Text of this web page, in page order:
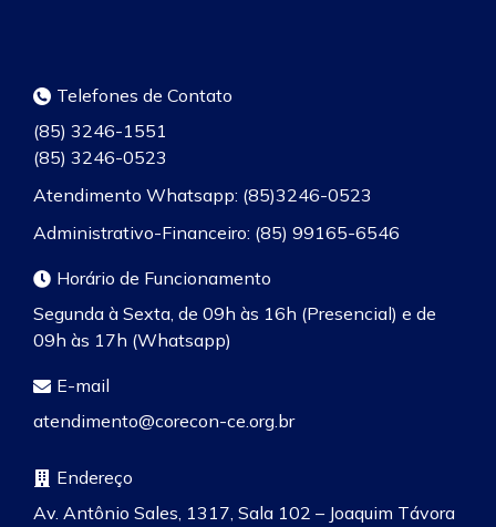
Telefones de Contato
(85) 3246-1551
(85) 3246-0523
Atendimento Whatsapp: (85)3246-0523
Administrativo-Financeiro: (85) 99165-6546
Horário de Funcionamento
Segunda à Sexta, de 09h às 16h (Presencial) e de
09h às 17h (Whatsapp)
E-mail
atendimento@corecon-ce.org.br
Endereço
Av. Antônio Sales, 1317, Sala 102 – Joaquim Távora